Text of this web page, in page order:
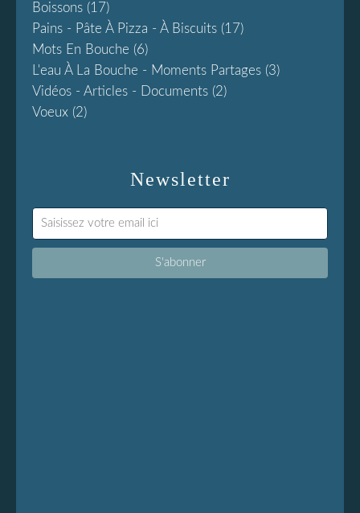
Newsletter
Boissons (17)
Pains - Pâte À Pizza - À Biscuits (17)
Mots En Bouche (6)
L'eau À La Bouche - Moments Partages (3)
Vidéos - Articles - Documents (2)
Voeux (2)